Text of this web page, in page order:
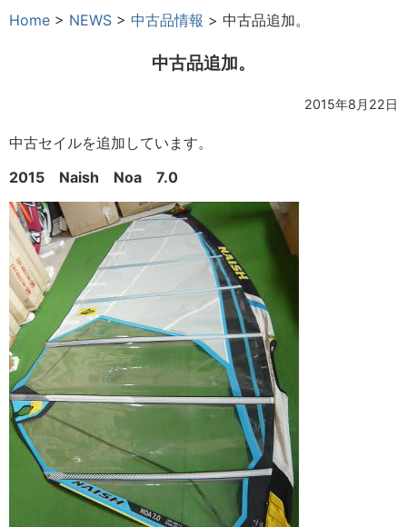
Home > NEWS > 中古品情報 > 中古品追加。
中古品追加。
2015年8月22日
中古セイルを追加しています。
2015 Naish Noa 7.0